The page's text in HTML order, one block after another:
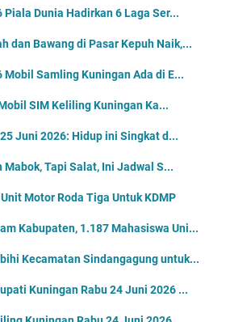
Dunia Hadirkan 6 Laga Ser...
dan Bawang di Pasar Kepuh Naik,...
Mobil Samling Kuningan Ada di E...
SIM Keliling Kuningan Ka...
Juni 2026: Hidup ini Singkat d...
Tapi Salat, Ini Jadwal S...
Motor Roda Tiga Untuk KDMP
Kabupaten, 1.187 Mahasiswa Uni...
Kecamatan Sindangagung untuk...
Kuningan Rabu 24 Juni 2026 ...